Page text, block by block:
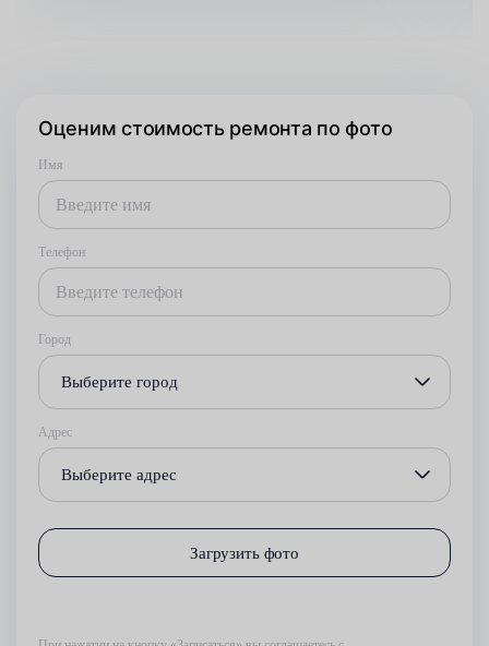
Оценим стоимость ремонта по фото
Имя
Телефон
Город
Выберите город
Адрес
Выберите адрес
Загрузить фото